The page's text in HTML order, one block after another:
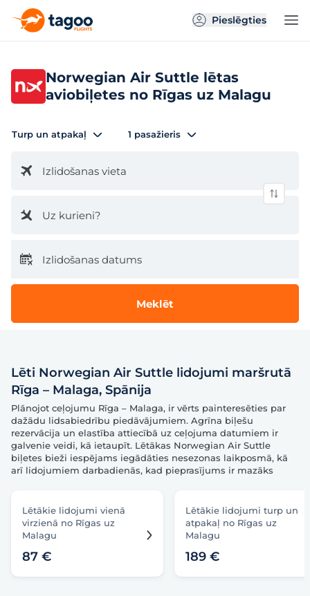
Pieslēgties
Norwegian Air Suttle lētas
aviobiļetes no Rīgas uz Malagu
Turp un atpakaļ 1 pasažieris
Izlidošanas vieta
Uz kurieni?
Izlidošanas datums
Meklēt
Lēti Norwegian Air Suttle lidojumi maršrutā
Rīga – Malaga, Spānija
Plānojot ceļojumu Rīga – Malaga, ir vērts painteresēties par
dažādu lidsabiedrību piedāvājumiem. Agrīna biļešu
rezervācija un elastība attiecībā uz ceļojuma datumiem ir
galvenie veidi, kā ietaupīt. Lētākas Norwegian Air Suttle
biļetes bieži iespējams iegādāties nesezonas laikposmā, kā
arī lidojumiem darbadienās, kad pieprasījums ir mazāks
Lētākie lidojumi vienā
virzienā no Rīgas uz
Malagu
87 €
Lētākie lidojumi turp un
atpakaļ no Rīgas uz
Malagu
189 €